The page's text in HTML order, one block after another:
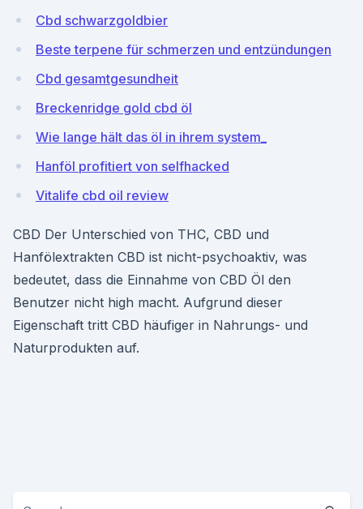
Cbd schwarzgoldbier
Beste terpene für schmerzen und entzündungen
Cbd gesamtgesundheit
Breckenridge gold cbd öl
Wie lange hält das öl in ihrem system_
Hanföl profitiert von selfhacked
Vitalife cbd oil review
CBD Der Unterschied von THC, CBD und
Hanfölextrakten CBD ist nicht-psychoaktiv, was
bedeutet, dass die Einnahme von CBD Öl den
Benutzer nicht high macht. Aufgrund dieser
Eigenschaft tritt CBD häufiger in Nahrungs- und
Naturprodukten auf.